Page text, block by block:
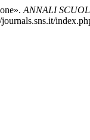
ANNALI